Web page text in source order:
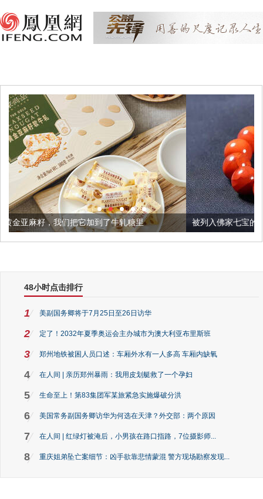
加到了牛轧糖里 被列入佛家七宝的它到底有多美？
48小时点击排行
1 美副国务卿将于7月25日至26日访华
2 定了！2032年夏季奥运会主办城市为澳大利亚布里斯班
3 郑州地铁被困人员口述：车厢外水有一人多高 车厢内缺氧
4 在人间 | 亲历郑州暴雨：我用皮划艇救了一个孕妇
5 生命至上！第83集团军某旅紧急实施爆破分洪
6 美国常务副国务卿访华为何选在天津？外交部：两个原因
7 在人间 | 红绿灯被淹后，小男孩在路口指路，7位摄影师...
8 重庆姐弟坠亡案细节：凶手欲靠悲情蒙混 警方现场勘察发现...